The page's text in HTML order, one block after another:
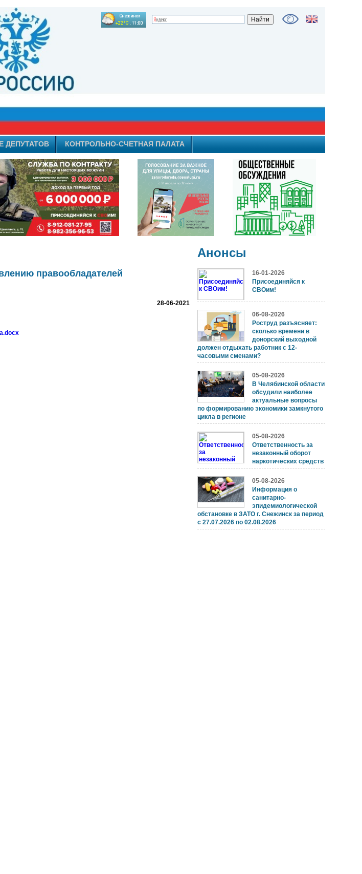
ДЕПУТАТОВ КОНТРОЛЬНО-СЧЕТНАЯ ПАЛАТА
правообладателей
28-06-2021
Анонсы
16-01-2026
Присоединяйся к
СВОим!
06-08-2026
Роструд разъясняет:
сколько времени в
донорский выходной
должен отдыхать работник с 12-
часовыми сменами?
05-08-2026
В Челябинской области
обсудили наиболее
актуальные вопросы
по формированию экономики замкнутого
цикла в регионе
05-08-2026
Ответственность за
незаконный оборот
наркотических средств
05-08-2026
Информация о
санитарно-
эпидемиологической
обстановке в ЗАТО г. Снежинск за период
с 27.07.2026 по 02.08.2026